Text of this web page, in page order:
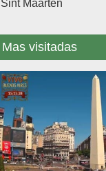
Sint Maarten
Mas visitadas